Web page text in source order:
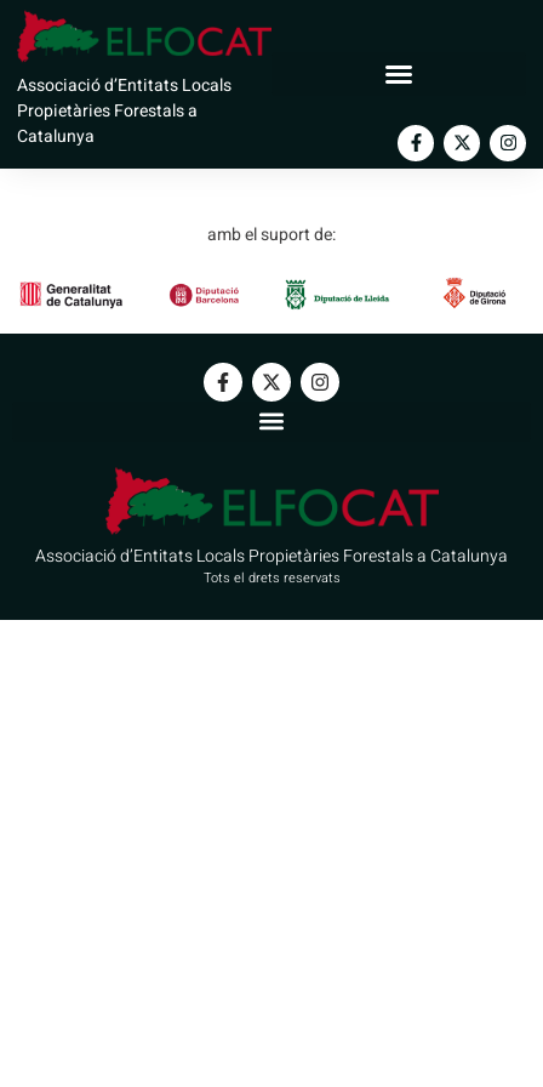
Associació d’Entitats Locals
Propietàries Forestals a
Catalunya
Ajuntament de Sant
Pau de Segúries
amb el suport de:
Associació d’Entitats Locals Propietàries Forestals a Catalunya
Tots el drets reservats